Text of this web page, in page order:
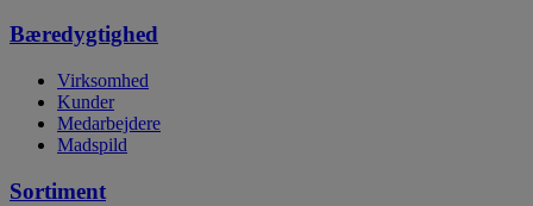
Bæredygtighed
Virksomhed
Kunder
Medarbejdere
Madspild
Sortiment